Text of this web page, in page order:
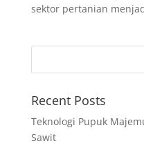
sektor pertanian
Recent Posts
Teknologi Pupuk
Sawit